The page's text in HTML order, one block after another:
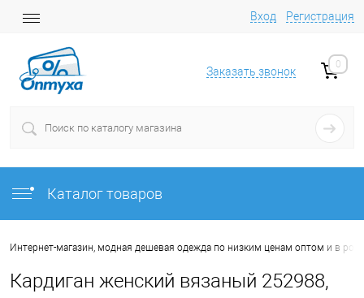
Вход Регистрация
Заказать звонок
0
Каталог товаров
Интернет-магазин, модная дешевая одежда по низким ценам оптом и в
Кардиган женский вязаный 252988,